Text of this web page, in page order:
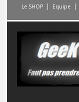
Le SHOP Equipe